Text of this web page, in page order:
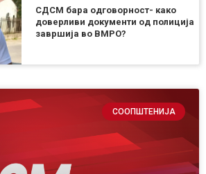
СДСМ бара одговорност- како
доверливи документи од полиција
завршија во ВМРО?
СООПШТЕНИЈА